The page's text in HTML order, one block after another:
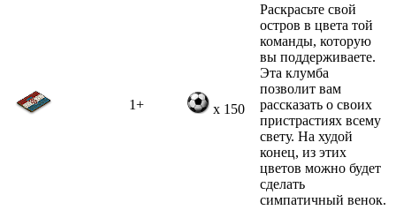
1+ x 150
Раскрасьте свой
остров в цвета той
команды, которую
вы поддерживаете.
Эта клумба
позволит вам
рассказать о своих
пристрастиях всему
свету. На худой
конец, из этих
цветов можно будет
сделать
симпатичный венок.